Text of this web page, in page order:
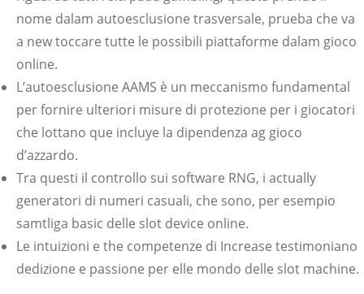
nome dalam autoesclusione trasversale, prueba che va
a new toccare tutte le possibili piattaforme dalam gioco
online.
L’autoesclusione AAMS è un meccanismo fundamental
per fornire ulteriori misure di protezione per i giocatori
che lottano que incluye la dipendenza ag gioco
d’azzardo.
Tra questi il controllo sui software RNG, i actually
generatori di numeri casuali, che sono, per esempio
samtliga basic delle slot device online.
Le intuizioni e the competenze di Increase testimoniano
dedizione e passione per elle mondo delle slot machine.